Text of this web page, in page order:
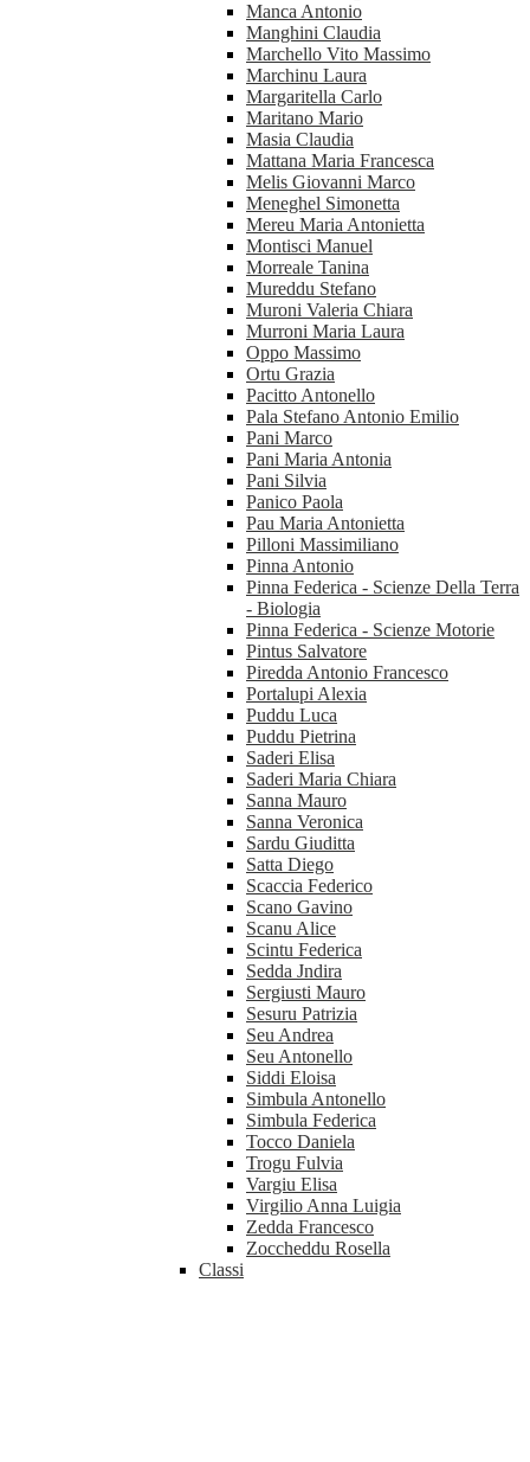
Manca Antonio
Manghini Claudia
Marchello Vito Massimo
Marchinu Laura
Margaritella Carlo
Maritano Mario
Masia Claudia
Mattana Maria Francesca
Melis Giovanni Marco
Meneghel Simonetta
Mereu Maria Antonietta
Montisci Manuel
Morreale Tanina
Mureddu Stefano
Muroni Valeria Chiara
Murroni Maria Laura
Oppo Massimo
Ortu Grazia
Pacitto Antonello
Pala Stefano Antonio Emilio
Pani Marco
Pani Maria Antonia
Pani Silvia
Panico Paola
Pau Maria Antonietta
Pilloni Massimiliano
Pinna Antonio
Pinna Federica - Scienze Della Terra
- Biologia
Pinna Federica - Scienze Motorie
Pintus Salvatore
Piredda Antonio Francesco
Portalupi Alexia
Puddu Luca
Puddu Pietrina
Saderi Elisa
Saderi Maria Chiara
Sanna Mauro
Sanna Veronica
Sardu Giuditta
Satta Diego
Scaccia Federico
Scano Gavino
Scanu Alice
Scintu Federica
Sedda Jndira
Sergiusti Mauro
Sesuru Patrizia
Seu Andrea
Seu Antonello
Siddi Eloisa
Simbula Antonello
Simbula Federica
Tocco Daniela
Trogu Fulvia
Vargiu Elisa
Virgilio Anna Luigia
Zedda Francesco
Zoccheddu Rosella
Classi